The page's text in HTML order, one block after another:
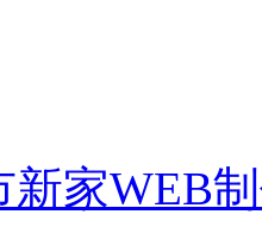
新家WEB